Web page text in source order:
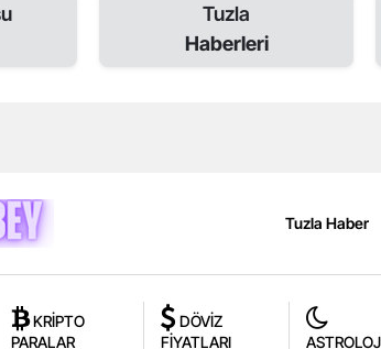
Tuzla
Haberleri
Tuzla Haber
KRİPTO
PARALAR
DÖVİZ
FİYATLARI